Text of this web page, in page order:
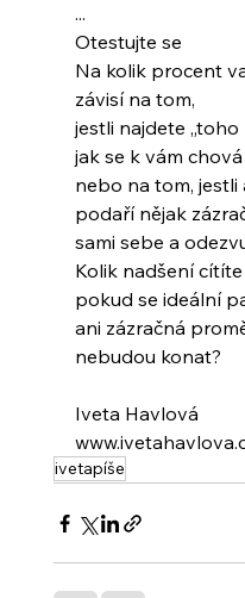
...
Otestujte se
Na kolik procent
závisí na tom,
jestli najdete „toho
jak se k vám
nebo na tom, jestli
podaří nějak
sami sebe a
Kolik nadšení
pokud se ideální
ani zázračná
nebudou konat?
Iveta Havlová
ivetapíše